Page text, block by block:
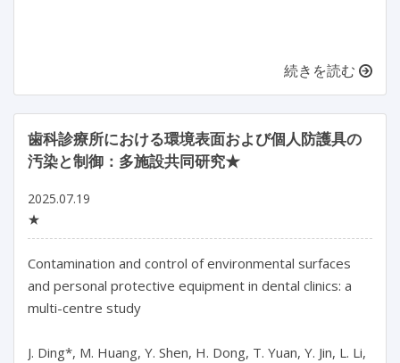
続きを読む
歯科診療所における環境表面および個人防護具の
汚染と制御：多施設共同研究★
2025.07.19
★
Contamination and control of environmental surfaces
and personal protective equipment in dental clinics: a
multi-centre study
J. Ding*, M. Huang, Y. Shen, H. Dong, T. Yuan, Y. Jin, L. Li,